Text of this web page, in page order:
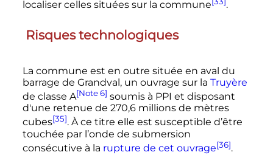
localiser celles situées sur la commune
.
Risques technologiques
La commune est en outre située en aval du
barrage de Grandval, un ouvrage sur la Truyère
de classe A[Note 6] soumis à PPI et disposant
d'une retenue de 270,6 millionsde mètres
cubes[35]. À ce titre elle est susceptible d’être
touchée par l’onde de submersion
consécutive à la rupture de cet ouvrage[36].